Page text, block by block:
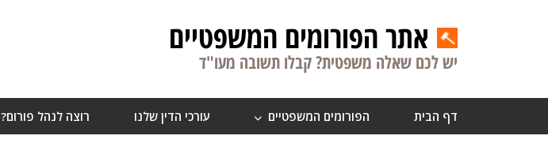
אתר הפורומים המשפטיים
יש לכם שאלה משפטית? קבלו תשובה מעו"ד
דף הבית הפורומים המשפטיים עורכי הדין שלנו רוצה לנהל פורום?